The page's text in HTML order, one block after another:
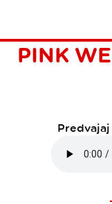
TUDI
PINK